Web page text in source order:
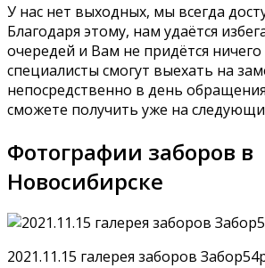
У нас нет выходных, мы всегда
Благодаря этому, нам удаётся
очередей и Вам не придётся
специалисты смогут выехать на
непосредственно в день
сможете получить уже на
Фотографии заборов в
Новосибирске
2021.11.15 галерея заборов